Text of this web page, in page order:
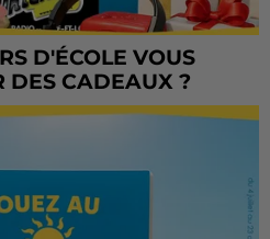
D'ÉCOLE VOUS
DES CADEAUX ?